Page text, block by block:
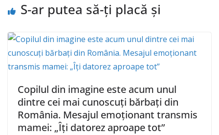
S-ar putea să-ți placă și
Copilul din imagine este acum unul
dintre cei mai cunoscuţi bărbaţi din
România. Mesajul emoţionant transmis
mamei: „Îţi datorez aproape tot”